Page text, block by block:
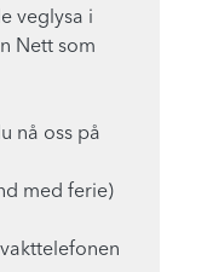
veglysa i
Nett som
nå oss på
med ferie)